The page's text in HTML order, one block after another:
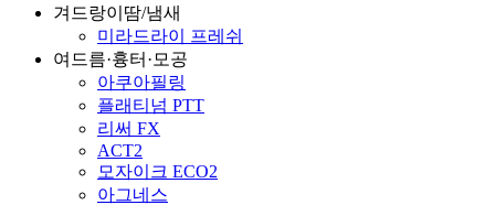
겨드랑이땀/냄새
미라드라이 프레쉬
여드름·흉터·모공
아쿠아필링
플래티넘 PTT
리써 FX
ACT2
모자이크 ECO2
아그네스